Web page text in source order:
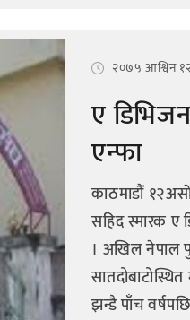
२०७५ आश्विन
ए
एन्फा
काठमाडौं
सहिद स्मारक ए
। अखिल नेपाल
झन्डै पाँच